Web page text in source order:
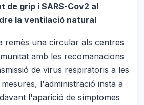
de grip i SARS-Cov2 al
la ventilació natural
remès una circular als centres
amb les recomanacions
de virus respiratoris a les
l'administració insta a
l'aparició de símptomes